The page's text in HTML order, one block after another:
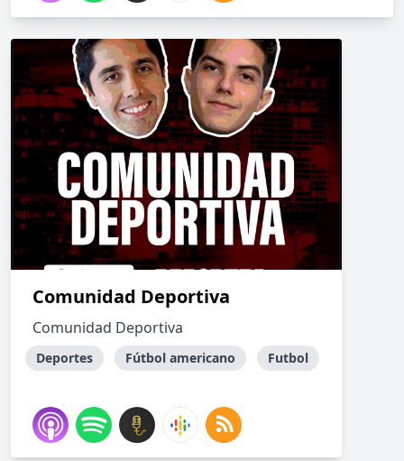
Comunidad Deportiva
Comunidad Deportiva
Deportes Fútbol americano Futbol